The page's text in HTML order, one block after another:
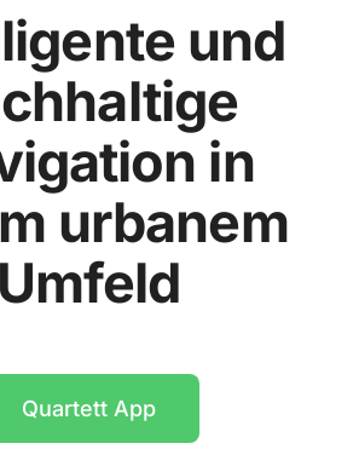
und
in
urbanem
Umfeld
Quartett App